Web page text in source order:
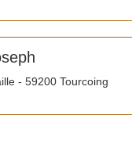
- 59200 Tourcoing